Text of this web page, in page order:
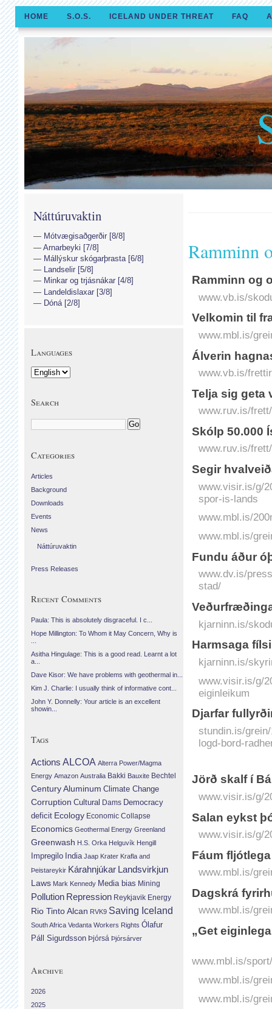
HOME S.O.S. ICELAND UNDER THREAT FAQ
Ramminn
Ramminn og
www.vb.is/
Velkomin til
www.mbl.is/
Álverin
www.vb.is/
Telja sig geta
www.ruv.is/
Skólp 50.000
www.ruv.is/
Segir
www.visir.is/g/
spor-is-lands
www.mbl.is/
www.mbl.is/
Fundu áður
www.dv.is/
stad/
kjarninn.is/
Harmsaga
kjarninn.is/
www.visir.is/g/
eiginleikum
Djarfar
stundin.is/
logd-bord-
Jörð skalf í
www.visir.is/g/
Salan eykst
www.visir.is/g/
Fáum
www.mbl.is/
Dagskrá
www.mbl.is/
„Get
www.mbl.is/
www.mbl.is/
www.mbl.is/
Náttúruvaktin
Mótvægisaðgerðir [8/8]
Arnarbeyki [7/8]
Mállýskur skógarþrasta [6/8]
Landselir [5/8]
Minkar og trjásnákar [4/8]
Landeldislaxar [3/8]
Dóná [2/8]
Languages
Search
Categories
Articles
Background
Downloads
Events
News
Náttúruvaktin
Press Releases
Recent Comments
Paula: This is absolutely disgraceful. I c...
Hope Millington: To Whom it May Concern, Why is
Asitha Hingulage: This is a good read. Learnt a lot
a...
Dave Kisor: We have problems with geothermal in...
Kim J. Charlie: I usually think of informative cont...
John Y. Donnelly: Your article is an excellent
showin...
Tags
Actions ALCOA Alterra Power/Magma
Energy Amazon Australia Bakki Bauxite Bechtel
Century Aluminum Climate Change
Corruption Cultural Dams Democracy
deficit Ecology Economic Collapse
Economics Geothermal Energy Greenland
Greenwash H.S. Orka Helguvík Hengill
Impregilo India Jaap Krater Krafla and
Þeistareykir Kárahnjúkar Landsvirkjun
Laws Mark Kennedy Media bias Mining
Pollution Repression Reykjavik Energy
Rio Tinto Alcan RVK9 Saving Iceland
South Africa Vedanta Workers Rights Ólafur
Páll Sigurdsson Þjórsá Þjórsárver
Archive
2026
2025